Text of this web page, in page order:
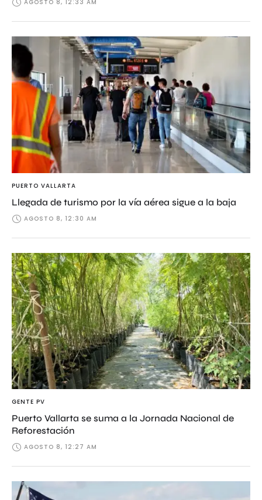
AGOSTO 8, 12:33 AM
PUERTO VALLARTA
Llegada de turismo por la vía aérea sigue a la baja
AGOSTO 8, 12:30 AM
GENTE PV
Puerto Vallarta se suma a la Jornada Nacional de
Reforestación
AGOSTO 8, 12:27 AM